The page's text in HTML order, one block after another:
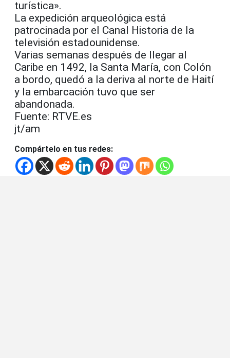
turística».
La expedición arqueológica está
patrocinada por el Canal Historia de la
televisión estadounidense.
Varias semanas después de llegar al
Caribe en 1492, la Santa María, con Colón
a bordo, quedó a la deriva al norte de Haití
y la embarcación tuvo que ser
abandonada.
Fuente: RTVE.es
jt/am
Compártelo en tus redes: